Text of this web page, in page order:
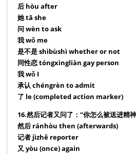
后 hòu after
她 tā she
问 wèn to ask
我 wǒ me
是不是 shìbùshì whether or not
同性恋 tóngxìngliàn gay person
我 wǒ I
承认 chéngrèn to admit
了 le (completed action marker)
16.然后记者又问了：“你怎么被送进精神
然后 ránhòu then (afterwards)
记者 jìzhě reporter
又 yòu (once) again